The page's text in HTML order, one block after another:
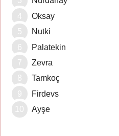
Oksay
Nutki
Palatekin
Zevra
Tamkoç
Firdevs
Ayşe